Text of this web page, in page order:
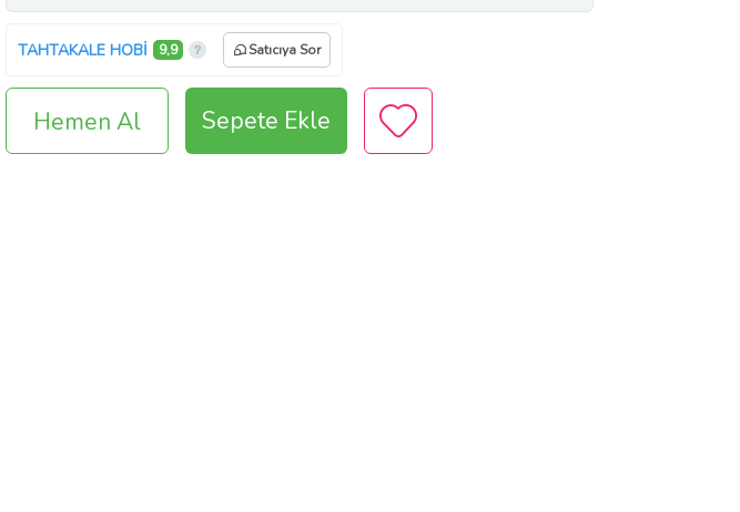
TAHTAKALE HOBİ 9,9 Satıcıya Sor
Hemen Al Sepete Ekle